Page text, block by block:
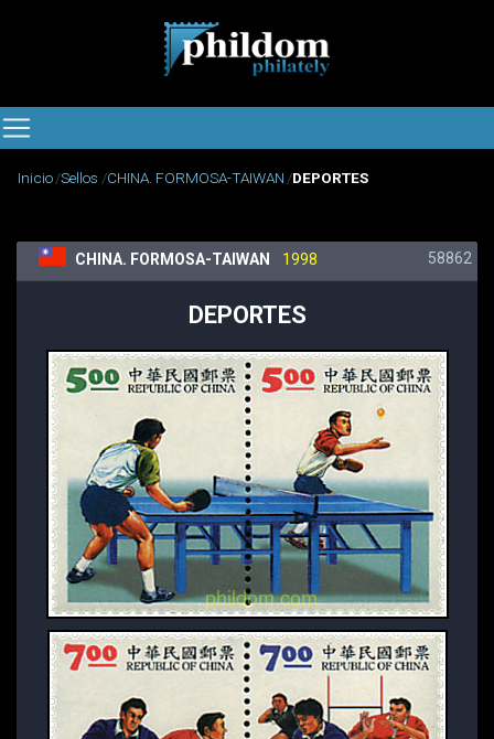
Inicio Sellos CHINA. FORMOSA-TAIWAN DEPORTES
CHINA. FORMOSA-TAIWAN 1998 58862
DEPORTES